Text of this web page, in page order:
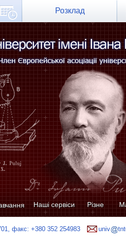
Розклад
Наші сервіси Різне
факс: +380 352 254983 univ